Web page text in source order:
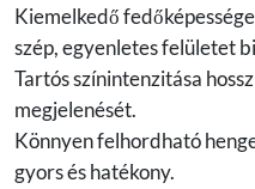
Kiemelkedő
szép, egyenletes felületet
Tartós színintenzitása
megjelenését.
Könnyen felhordható
gyors és hatékony.